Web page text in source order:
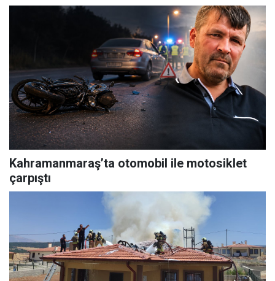
Kahramanmaraş’ta otomobil ile motosiklet
çarpıştı